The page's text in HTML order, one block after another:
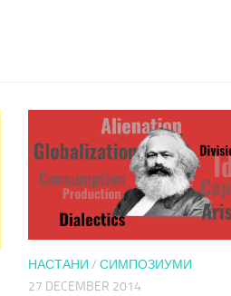
НАСТАНИ / СИМПОЗИУМИ
27 DECEMBER 2014